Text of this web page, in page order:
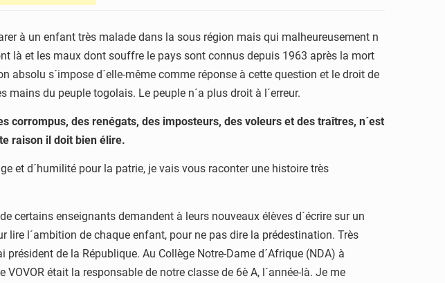
à un enfant très malade dans la sous région mais qui malheureusement n
là et les maux dont souffre le pays sont connus depuis 1963 après la mort
s´impose d´elle-même comme réponse à cette question et le droit de
du peuple togolais. Le peuple n´a plus droit à l´erreur.
corrompus, des renégats, des imposteurs, des voleurs et des traîtres, n´est
raison il doit bien élire.
et d´humilité pour la patrie, je vais vous raconter une histoire très
certains enseignants demandent à leurs nouveaux élèves d´écrire sur un
l´ambition de chaque enfant, pour ne pas dire la prédestination. Très
de la République. Au Collège Notre-Dame d´Afrique (NDA) à
était la responsable de notre classe de 6è A, l´année-là. Je me